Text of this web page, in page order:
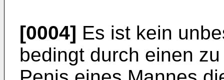
[0004] Es ist kein
bedingt durch einen